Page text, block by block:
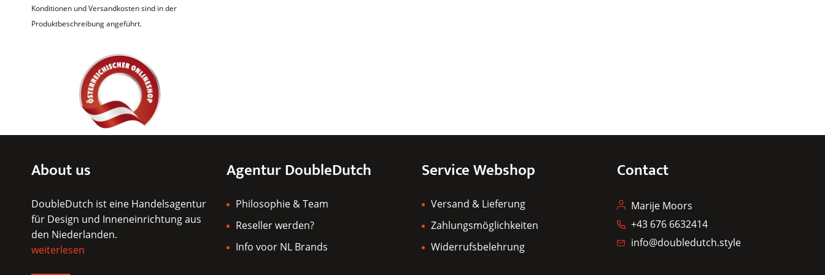
Konditionen und Versandkosten sind in der
Produktbeschreibung angeführt.
About us
DoubleDutch ist eine Handelsagentur
für Design und Inneneinrichtung aus
den Niederlanden.
weiterlesen
Agentur DoubleDutch
Philosophie & Team
Reseller werden?
Info voor NL Brands
Service Webshop
Versand & Lieferung
Zahlungsmöglichkeiten
Widerrufsbelehrung
Contact
Marije Moors
+43 676 6632414
info@doubledutch.style